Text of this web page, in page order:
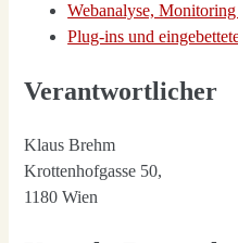
Web­ana­ly­se,
Plug-ins und
Verantwortlicher
Klaus Brehm
Krot­ten­hof­gas­se 50,
1180 Wien